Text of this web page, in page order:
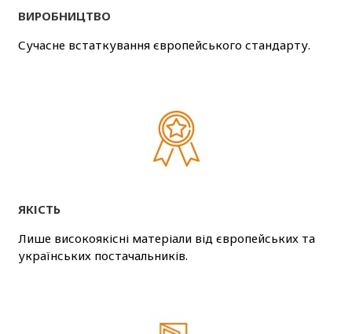
ВИРОБНИЦТВО
Сучасне встаткування європейського стандарту.
ЯКІСТЬ
Лише високоякісні матеріали від європейських та
українських постачальників.